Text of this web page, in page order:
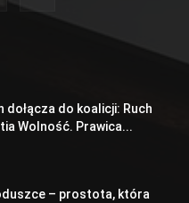
dołącza do koalicji: Ruch
Wolność. Prawica...
– prostota, która